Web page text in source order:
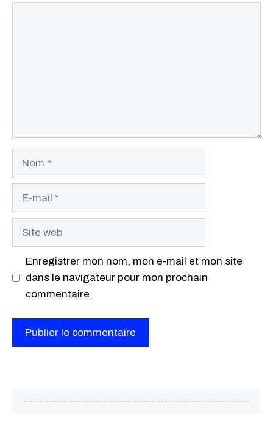
Site
Enregistrer mon nom, mon e-mail et mon site
dans le navigateur pour mon prochain
commentaire.